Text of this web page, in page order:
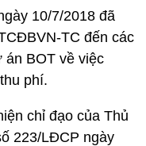
10/7/2018 đã
TC đến các
án BOT về việc
phí.
chỉ đạo của Thủ
223/LĐCP ngày